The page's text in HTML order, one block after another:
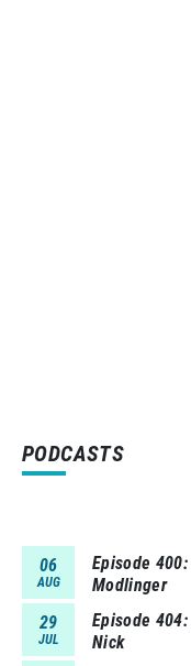
PODCASTS
06
AUG
Episode 400
Modlinger
29
JUL
Episode 404
Nick